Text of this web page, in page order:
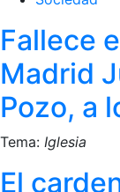
Fallece
Madrid
Pozo, a
Tema: Iglesia
El